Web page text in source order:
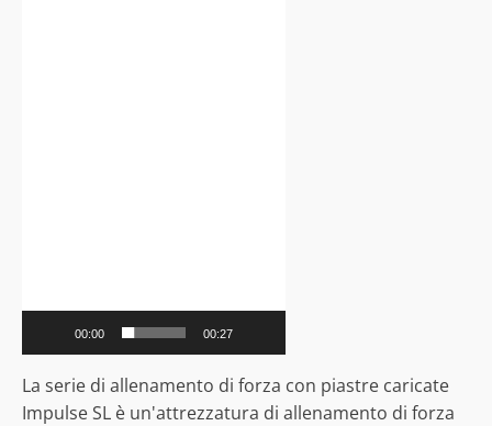
00:00 00:27
La serie di allenamento di forza con piastre caricate
Impulse SL è un'attrezzatura di allenamento di forza